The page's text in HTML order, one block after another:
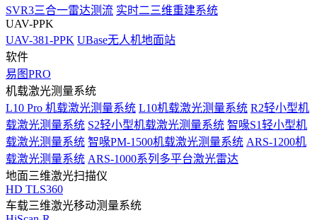
SVR3三合一雷达测流 实时二三维重建系统
UAV-PPK
UAV-381-PPK UBase无人机地面站
软件
易图PRO
机载激光测量系统
L10 Pro 机载激光测量系统 L10机载激光测量系统 R2轻小型机
载激光测量系统 S2轻小型机载激光测量系统 智喙S1轻小型机
载激光测量系统 智喙PM-1500机载激光测量系统 ARS-1200机
载激光测量系统 ARS-1000系列多平台激光雷达
地面三维激光扫描仪
HD TLS360
车载三维激光移动测量系统